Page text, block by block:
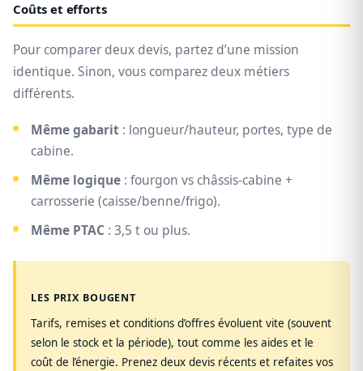
Coûts et efforts
Pour comparer deux devis, partez d’une mission
identique. Sinon, vous comparez deux métiers
différents.
Même gabarit : longueur/hauteur, portes, type de
cabine.
Même logique : fourgon vs châssis-cabine +
carrosserie (caisse/benne/frigo).
Même PTAC : 3,5 t ou plus.
LES PRIX BOUGENT
Tarifs, remises et conditions d’offres évoluent vite (souvent
selon le stock et la période), tout comme les aides et le
coût de l’énergie. Prenez deux devis récents et refaites vos